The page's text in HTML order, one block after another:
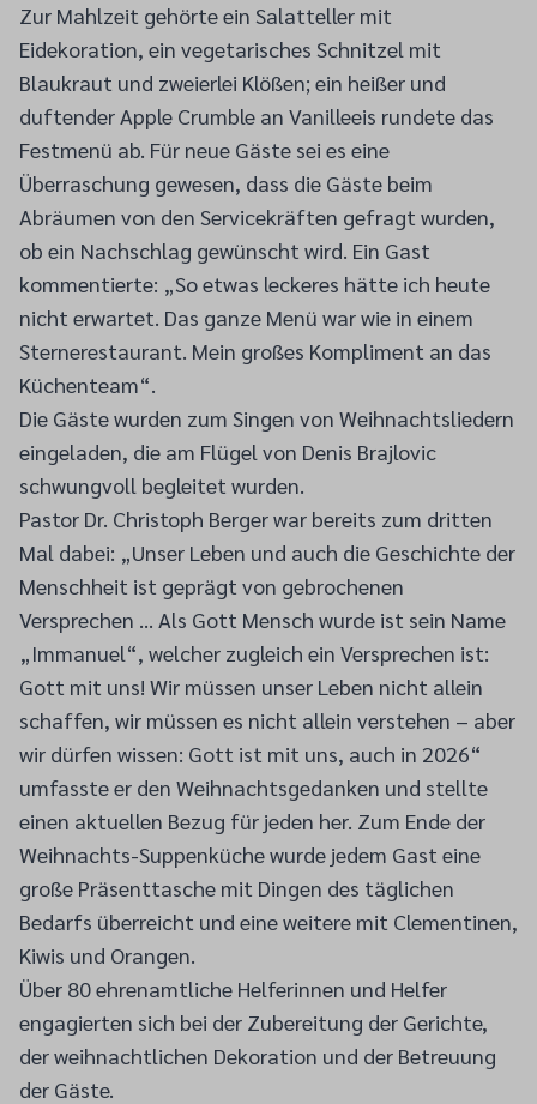
Zur Mahlzeit gehörte ein Salatteller mit
Eidekoration, ein vegetarisches Schnitzel mit
Blaukraut und zweierlei Klößen; ein heißer und
duftender Apple Crumble an Vanilleeis rundete das
Festmenü ab. Für neue Gäste sei es eine
Überraschung gewesen, dass die Gäste beim
Abräumen von den Servicekräften gefragt wurden,
ob ein Nachschlag gewünscht wird. Ein Gast
kommentierte: „So etwas leckeres hätte ich heute
nicht erwartet. Das ganze Menü war wie in einem
Sternerestaurant. Mein großes Kompliment an das
Küchenteam“.
Die Gäste wurden zum Singen von Weihnachtsliedern
eingeladen, die am Flügel von Denis Brajlovic
schwungvoll begleitet wurden.
Pastor Dr. Christoph Berger war bereits zum dritten
Mal dabei: „Unser Leben und auch die Geschichte der
Menschheit ist geprägt von gebrochenen
Versprechen ... Als Gott Mensch wurde ist sein Name
„Immanuel“, welcher zugleich ein Versprechen ist:
Gott mit uns! Wir müssen unser Leben nicht allein
schaffen, wir müssen es nicht allein verstehen – aber
wir dürfen wissen: Gott ist mit uns, auch in 2026“
umfasste er den Weihnachtsgedanken und stellte
einen aktuellen Bezug für jeden her. Zum Ende der
Weihnachts-Suppenküche wurde jedem Gast eine
große Präsenttasche mit Dingen des täglichen
Bedarfs überreicht und eine weitere mit Clementinen,
Kiwis und Orangen.
Über 80 ehrenamtliche Helferinnen und Helfer
engagierten sich bei der Zubereitung der Gerichte,
der weihnachtlichen Dekoration und der Betreuung
der Gäste.